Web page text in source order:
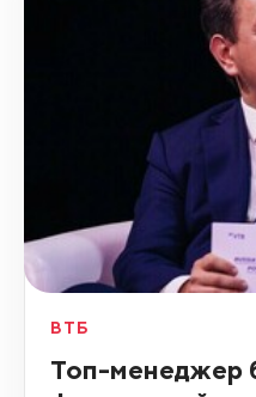
ВТБ
Топ-менеджер